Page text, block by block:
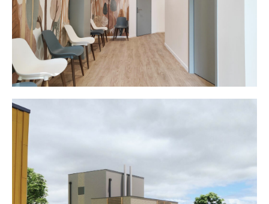
Chaufferie biomasse Vallons de
l’Erdre